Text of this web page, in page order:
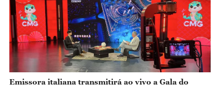
Emissora italiana transmitirá ao vivo a Gala do